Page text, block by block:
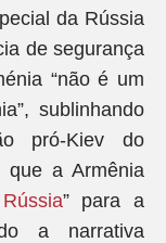
da Rússia
de segurança
“não é um
sublinhando
pró-Kiev do
que a Armênia
” para a
a narrativa